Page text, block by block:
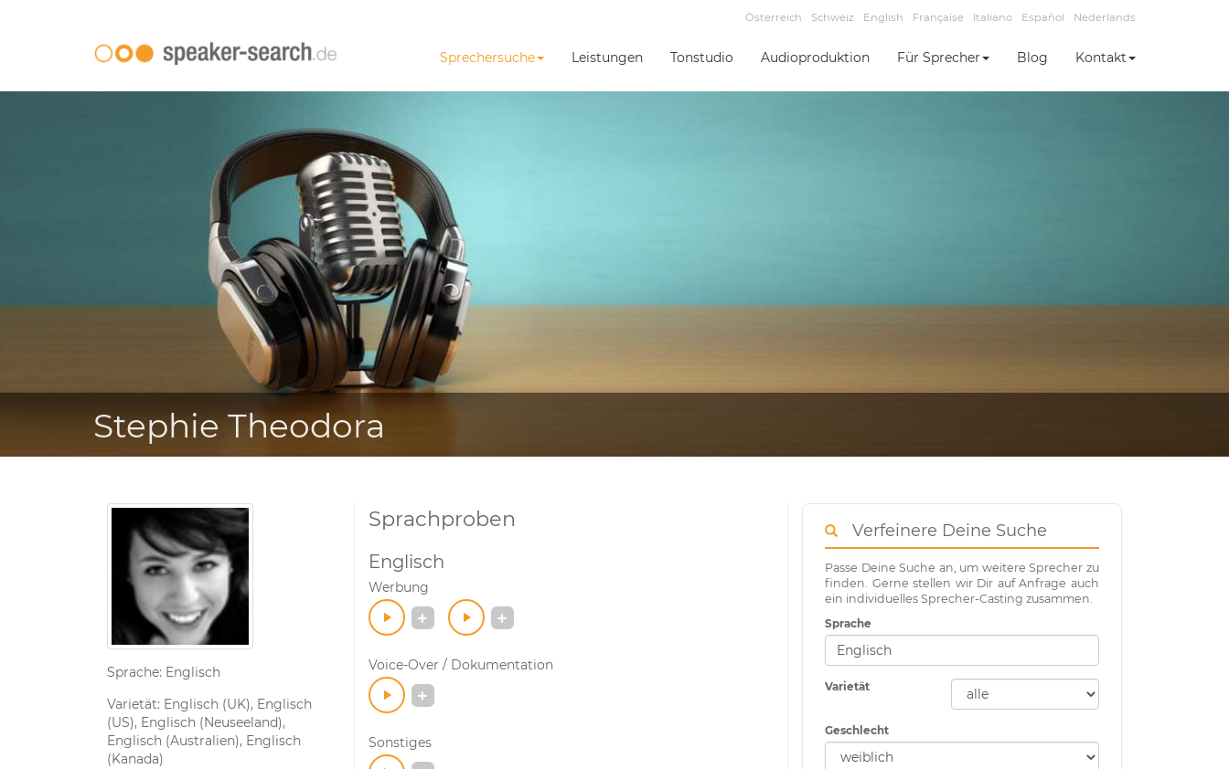
Österreich Schweiz English Française Italiano Español Nederlands
Sprechersuche Leistungen Tonstudio Audioproduktion Für Sprecher Blog Kontakt
Stephie Theodora
Sprache: Englisch
Varietät: Englisch (UK), Englisch
(US), Englisch (Neuseeland),
Englisch (Australien), Englisch
(Kanada)
Sprachproben
Englisch
Werbung
Voice-Over / Dokumentation
Sonstiges
Verfeinere Deine Suche
Passe Deine Suche an, um weitere Sprecher zu
finden. Gerne stellen wir Dir auf Anfrage auch
ein individuelles Sprecher-Casting zusammen.
Sprache
Varietät
Geschlecht